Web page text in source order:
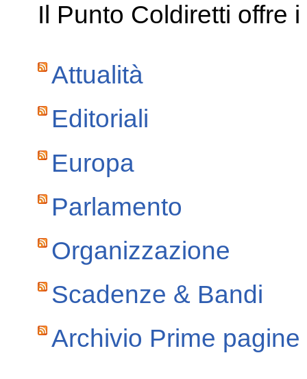
Il Punto Coldiretti offre
Attualità
Editoriali
Europa
Parlamento
Organizzazione
Scadenze & Bandi
Archivio Prime pagine